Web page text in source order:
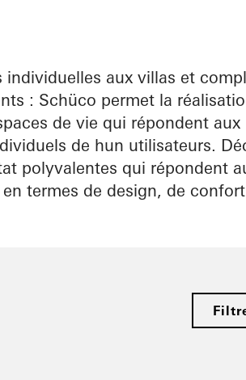
individuelles aux villas et
: Schüco permet la
de vie qui répondent aux
de hun utilisateurs.
polyvalentes qui répondent
termes de design, de